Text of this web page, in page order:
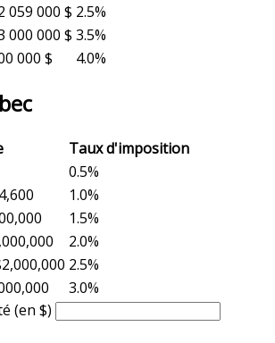
059 000 $ 2.5%
000 000 $ 3.5%
000 $
4.0%
Taux d'imposition
0.5%
1.0%
1.5%
2.0%
2.5%
3.0%
(en $)